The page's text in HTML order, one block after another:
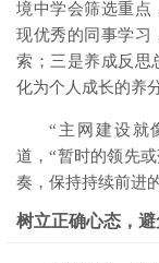
境中学会筛选重点
现优秀的同事学习
索；三是养成反思
化为个人成长的养分
“主网建设就
道，“暂时的领先
奏，保持持续前进
树立正确心态，避